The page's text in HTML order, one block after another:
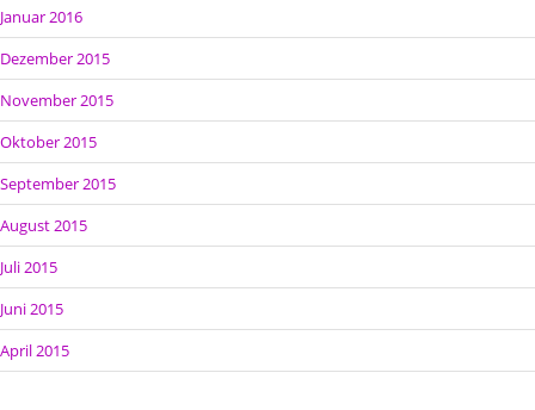
Januar 2016
Dezember 2015
November 2015
Oktober 2015
September 2015
August 2015
Juli 2015
Juni 2015
April 2015